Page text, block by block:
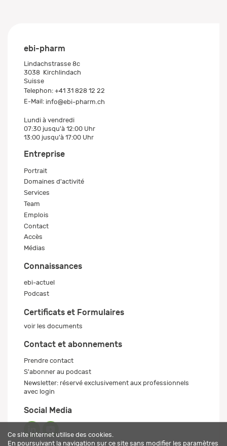
ebi-pharm
Lindachstrasse 8c
3038 Kirchlindach
Suisse
Telephon: +41 31 828 12 22
E-Mail: info@ebi-pharm.ch
Lundi à vendredi
07:30 jusqu'à 12:00 Uhr
13:00 jusqu'à 17:00 Uhr
Entreprise
Portrait
Domaines d'activité
Services
Team
Emplois
Contact
Accès
Médias
Connaissances
ebi-actuel
Podcast
Certificats et Formulaires
voir les documents
Contact et abonnements
Prendre contact
S'abonner au podcast
Newsletter: réservé exclusivement aux professionnels
avec login
Social Media
Ce site Internet utilise des cookies.
En poursuivant la navigation sur ce site sans modifier les paramètres